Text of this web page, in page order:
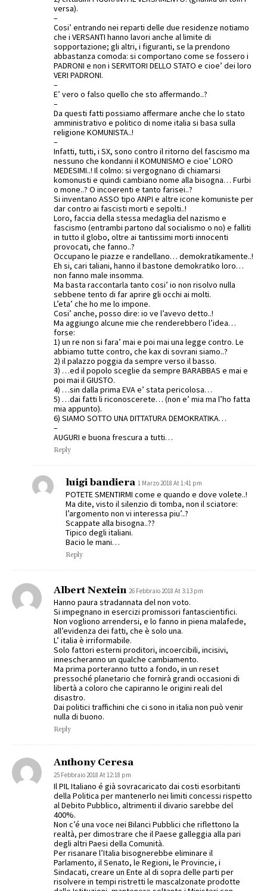
versa).
–
Cosi’ entrando nei reparti delle due residenze notiamo
che i VERSANTI hanno lavori anche al limite di
sopportazione; gli altri, i figuranti, se la prendono
abbastanza comoda: si comportano come se fossero i
PADRONI e non i SERVITORI DELLO STATO e cioe’ dei loro
VERI PADRONI.
–
E’ vero o falso quello che sto affermando..?
–
Da questi fatti possiamo affermare anche che lo stato
amministrativo e politico di nome italia si basa sulla
religione KOMUNISTA..!
–
Infatti, tutti, i SX, sono contro il ritorno del fascismo ma
nessuno che kondanni il KOMUNISMO e cioe’ LORO
MEDESIMI..! Il colmo: si vergognano di chiamarsi
komonusti e quindi cambiano nome alla bisogna… Furbi
o mone..? O incoerenti e tanto farisei..?
Si inventano ASSO tipo ANPI e altre icone komuniste per
dar contro ai fascisti morti e sepolti..!
Loro, faccia della stessa medaglia del nazismo e
fascismo (entrambi partono dal socialismo o no) e falliti
in tutto il globo, oltre ai tantissimi morti innocenti
provocati, che fanno..?
Occupano le piazze e randellano… demokratikamente..!
Eh si, cari taliani, hanno il bastone demokratiko loro…
non fanno male insomma.
Ma basta raccontarla tanto cosi’ io non risolvo nulla
sebbene tento di far aprire gli occhi ai molti.
L’eta’ che ho me lo impone.
Cosi’ anche, posso dire: io ve l’avevo detto..!
Ma aggiungo alcune mie che renderebbero l’idea…
forse:
1) un re non si fara’ mai e poi mai una legge contro. Le
abbiamo tutte contro, che kax di sovrani siamo..?
2) il palazzo poggia da sempre verso il basso.
3) …ed il popolo sceglie da sempre BARABBAS e mai e
poi mai il GIUSTO.
4) …sin dalla prima EVA e’ stata pericolosa…
5) …dai fatti li riconoscerete… (non e’ mia ma l’ho fatta
mia appunto).
6) SIAMO SOTTO UNA DITTATURA DEMOKRATIKA…
–
AUGURI e buona frescura a tutti…
Reply
luigi bandiera 1 Marzo 2018 At 1:41 pm
POTETE SMENTIRMI come e quando e dove volete..!
Ma dite, visto il silenzio di tomba, non il sciatore:
l’argomento non vi interessa piu’..?
Scappate alla bisogna..??
Tipico degli italiani.
Bacio le mani…
Reply
Albert Nextein 26 Febbraio 2018 At 3:13 pm
Hanno paura stradannata del non voto.
Si impegnano in esercizi promissori fantascientifici.
Non vogliono arrendersi, e lo fanno in piena malafede,
all’evidenza dei fatti, che è solo una.
L’ italia è irriformabile.
Solo fattori esterni proditori, incoercibili, incisivi,
innescheranno un qualche cambiamento.
Ma prima porteranno tutto a fondo, in un reset
pressoché planetario che fornirà grandi occasioni di
libertà a coloro che capiranno le origini reali del
disastro.
Dai politici traffichini che ci sono in italia non può venir
nulla di buono.
Reply
Anthony Ceresa
25 Febbraio 2018 At 12:18 pm
Il PIL Italiano é già sovracaricato dai costi esorbitanti
della Politica per mantenerlo nei limiti concessi rispetto
al Debito Pubblico, altrimenti il divario sarebbe del
400%.
Non c’é una voce nei Bilanci Pubblici che riflettono la
realtà, per dimostrare che il Paese galleggia alla pari
degli altri Paesi della Comunità.
Per risanare l’Italia bisognerebbe eliminare il
Parlamento, il Senato, le Regioni, le Provincie, i
Sindacati, creare un Ente al di sopra delle parti per
risolvere in tempi ristretti le mascalzonate prodotte